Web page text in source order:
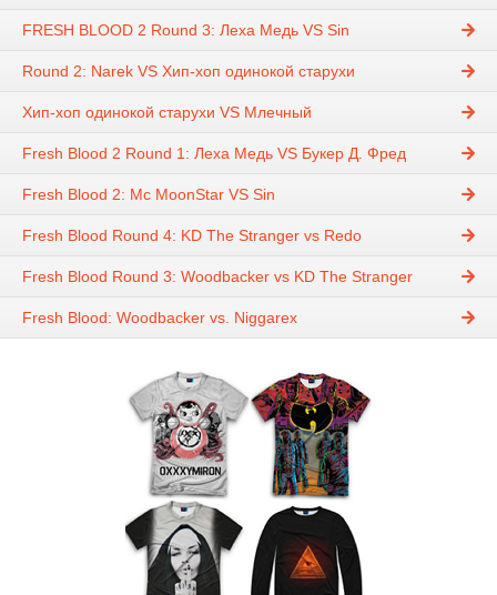
FRESH BLOOD 2 Round 3: Леха Медь VS Sin
Round 2: Narek VS Хип-хоп одинокой старухи
Хип-хоп одинокой старухи VS Млечный
Fresh Blood 2 Round 1: Леха Медь VS Букер Д. Фред
Fresh Blood 2: Mc MoonStar VS Sin
Fresh Blood Round 4: KD The Stranger vs Redo
Fresh Blood Round 3: Woodbacker vs KD The Stranger
Fresh Blood: Woodbacker vs. Niggarex